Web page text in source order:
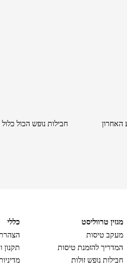
האחרון חבילות נופש הכול כלול
מגזין טרווליסט
מעקב טיסות
המדריך להזמנת טיסות
חבילות נופש זולות
כללי
תקנון